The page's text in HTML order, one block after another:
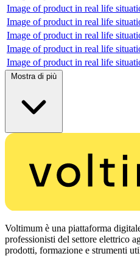
Image of product in real life
Image of product in real life
Image of product in real life
Image of product in real life
Image of product in real life
Mostra di più
Voltimum è una piattaforma
professionisti del settore elettrico
prodotti, formazione e strumenti